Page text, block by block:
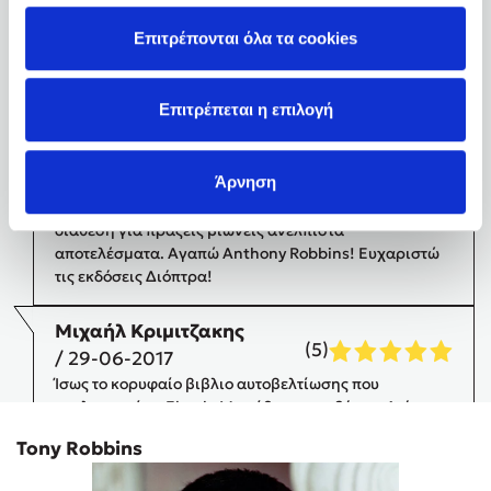
Επιτρέπονται όλα τα cookies
Επιτρέπεται η επιλογή
Άρνηση
Ανδρέας/ 26-01-
2023
(5)
Κατερίνα Δούμα/ 27-
διάθεση για πράξεις βιώνεις ανέλπιστα
αποτελέσματα. Αγαπώ Anthony Robbins! Ευχαριστώ
τις εκδόσεις Διόπτρα!
Μιχαήλ Κριμιτζακης
/ 29-06-2017
(5)
Ίσως το κορυφαίο βιβλιο αυτοβελτίωσης που
κυκλοφορεί σε Ebook .Μπράβο στις εκδόσεις Διόπτρα
Εκδόσεις Διόπτρα
Tony Robbins